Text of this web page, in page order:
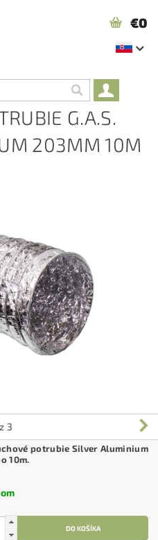
€0
G.A.S.
203MM 10M
z 3
potrubie Silver Aluminium
10m.